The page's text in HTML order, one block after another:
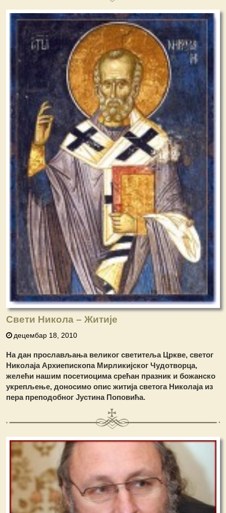
Свети Никола – Житије
децембар 18, 2010
На дан прослављања великог светитеља Цркве, светог
Николаја Архиепископа Мирликијског Чудотворца,
желећи нашим посетиоцима срећан празник и божанско
укрепљење, доносимо опис житија светога Николаја из
пера преподобног Јустина Поповића.